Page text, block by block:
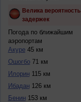
Велика вероятность
задержек
Погода по ближайшим
аэропортам
Акуре45 км
Ошогбо71 км
Илорин 115 км
Ибадан 126 км
Бенин 153 км